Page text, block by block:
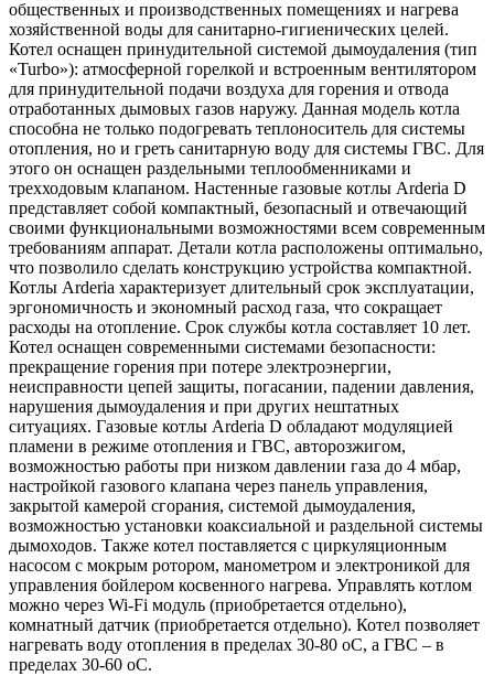
общественных и производственных помещениях и нагрева
хозяйственной воды для санитарно-гигиенических целей.
Котел оснащен принудительной системой дымоудаления (тип
«Turbo»): атмосферной горелкой и встроенным вентилятором
для принудительной подачи воздуха для горения и отвода
отработанных дымовых газов наружу. Данная модель котла
способна не только подогревать теплоноситель для системы
отопления, но и греть санитарную воду для системы ГВС. Для
этого он оснащен раздельными теплообменниками и
трехходовым клапаном. Настенные газовые котлы Arderia D
представляет собой компактный, безопасный и отвечающий
своими функциональными возможностями всем современным
требованиям аппарат. Детали котла расположены оптимально,
что позволило сделать конструкцию устройства компактной.
Котлы Arderia характеризует длительный срок эксплуатации,
эргономичность и экономный расход газа, что сокращает
расходы на отопление. Срок службы котла составляет 10 лет.
Котел оснащен современными системами безопасности:
прекращение горения при потере электроэнергии,
неисправности цепей защиты, погасании, падении давления,
нарушения дымоудаления и при других нештатных
ситуациях. Газовые котлы Arderia D обладают модуляцией
пламени в режиме отопления и ГВС, авторозжигом,
возможностью работы при низком давлении газа до 4 мбар,
настройкой газового клапана через панель управления,
закрытой камерой сгорания, системой дымоудаления,
возможностью установки коаксиальной и раздельной системы
дымоходов. Также котел поставляется с циркуляционным
насосом с мокрым ротором, манометром и электроникой для
управления бойлером косвенного нагрева. Управлять котлом
можно через Wi-Fi модуль (приобретается отдельно),
комнатный датчик (приобретается отдельно). Котел позволяет
нагревать воду отопления в пределах 30-80 оС, а ГВС – в
пределах 30-60 оС.